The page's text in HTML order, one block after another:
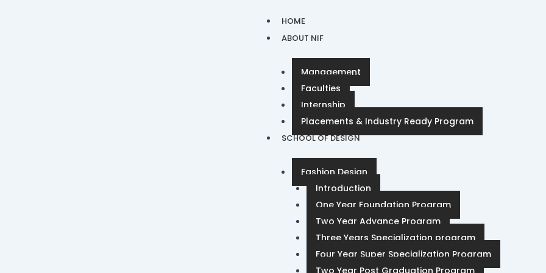
HOME
ABOUT NIF
Management
Faculties
Internship
Placements & Industry Ready Program
SCHOOL OF DESIGN
Fashion Design
Introduction
One Year Foundation Program
Two Year Advance Program
Three Years Specialization program
Four Year Super Specialization Program
Two Year Post Graduation Program